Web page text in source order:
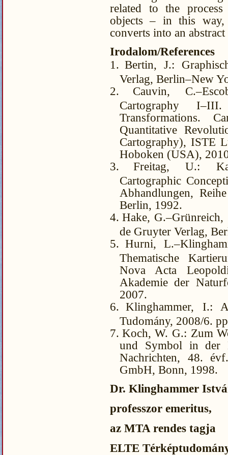
related to the
objects – in this way,
converts into an
Irodalom/References
1. Bertin, J.:
Verlag, Berlin–New
2.
Cauvin,
Cartography
Transformations.
Quantitative
Cartography), ISTE
Hoboken (USA),
3.
Freitag, U.:
Cartographic
Abhandlungen,
Berlin, 1992.
4. Hake,
de Gruyter Verlag,
5. Hurni,
Thematische
Nova Acta
Akademie der
2007.
6. Klinghammer, I.:
Tudomány, 2008/6.
7. Koch, W. G.: Zum
und Symbol in der
Nachrichten, 48.
GmbH, Bonn, 1998.
Dr. Klinghammer
professzor emeritus,
az MTA rendes tagja
ELTE